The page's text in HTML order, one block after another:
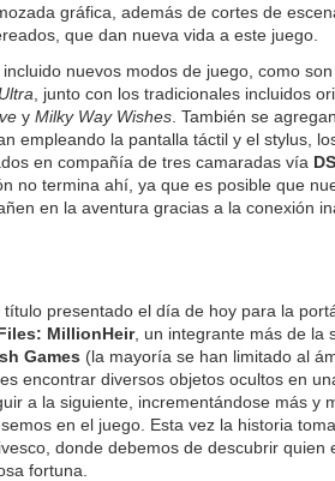
gráfica, además de cortes de
que dan nueva vida a este juego.
incluido nuevos modos de juego, como
, junto con los tradicionales incluidos
y Milky Way Wishes . También se
empleando la pantalla táctil y el stylus,
en compañía de tres camaradas vía
no termina ahí, ya que es posible que
en la aventura gracias a la conexión
título presentado el día de hoy para la
MillionHeir, un integrante más de la
Games (la mayoría se han limitado al
encontrar diversos objetos ocultos en
a la siguiente, incrementándose más y
en el juego. Esta vez la historia
donde debemos de descubrir quien
fortuna.